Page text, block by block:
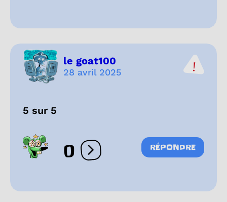
le goat100
28 avril 2025
5 sur 5
0 Ouvrir les réactions
RÉPONDRE